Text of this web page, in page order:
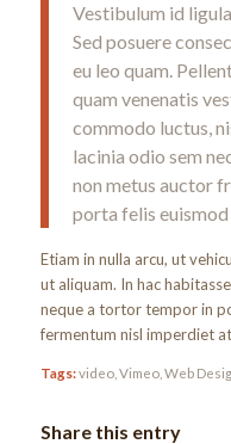
Vestibulum id
Sed posuere
eu leo quam.
quam venenatis
commodo luctus,
lacinia odio sem
non metus auctor
porta felis euismod
Etiam in nulla arcu, ut
ut aliquam. In hac
neque a tortor tempor in
fermentum nisl imperdiet
Tags:video, Vimeo, Web
Share this entry